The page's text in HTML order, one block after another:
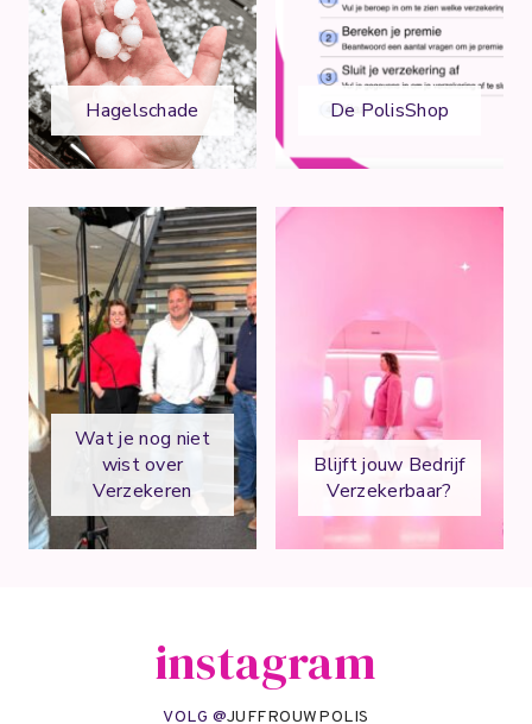
Hagelschade De PolisShop
Wat je nog niet
wist over
Verzekeren
Blijft jouw Bedrijf
Verzekerbaar?
instagram
VOLG @JUFFROUWPOLIS